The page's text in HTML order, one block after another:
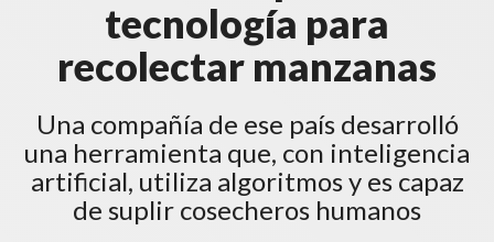
tecnología para
recolectar manzanas
Una compañía de ese país desarrolló
una herramienta que, con inteligencia
artificial, utiliza algoritmos y es capaz
de suplir cosecheros humanos